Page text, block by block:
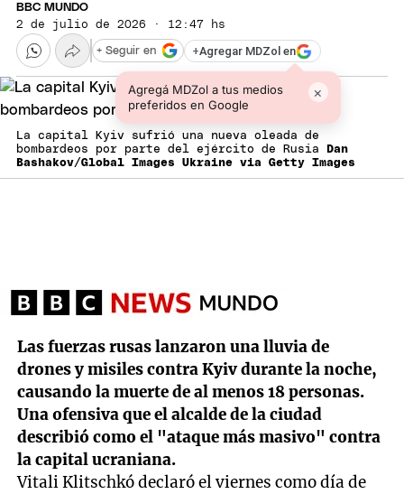
BBC MUNDO
2 de julio de 2026 · 12:47 hs
+Agregar MDZol en
Agregá MDZol a tus medios
preferidos en Google
×
+ Seguir en
La capital Kyiv sufrió una nueva oleada de
bombardeos por parte del ejército de Rusia
Dan
Bashakov/Global Images Ukraine via Getty Images
Las fuerzas rusas lanzaron una lluvia de
drones y misiles contra Kyiv durante la noche,
causando la muerte de al menos 18 personas.
Una ofensiva que el alcalde de la ciudad
describió como el "ataque más masivo" contra
la capital ucraniana.
Vitali Klitschkó declaró el viernes como día de